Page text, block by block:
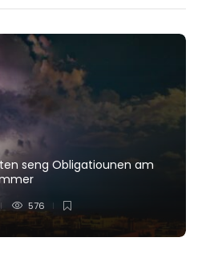
seng Obligatiounen am
576